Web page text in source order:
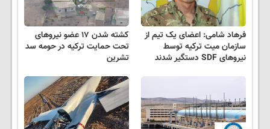
فرهاد شامی: اعضای یک تیم از
سازمان میت ترکیه توسط
نیروهای SDF دستگیر شدند
کشته شدن ۱۷ عضو نیروهای
تحت حمایت ترکیه در حومه سد
تشرین